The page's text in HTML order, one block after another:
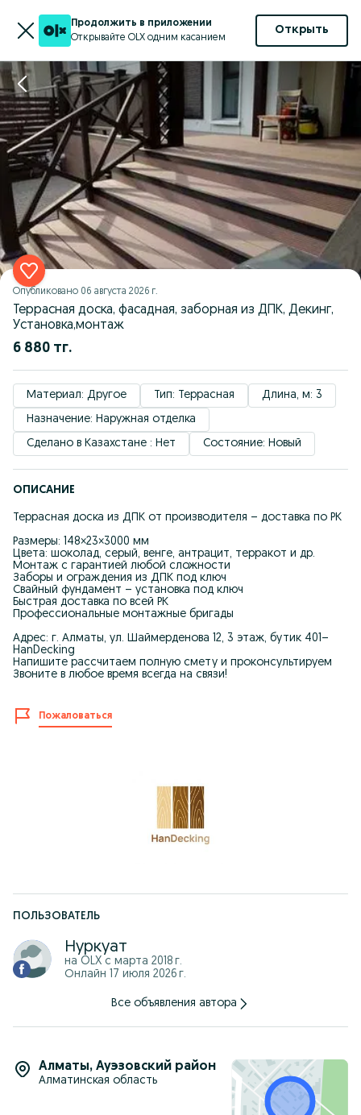
Продолжить в приложении
Открывайте OLX одним касанием
Открыть
Опубликовано 06 августа 2026 г.
Террасная доска, фасадная, заборная из ДПК, Декинг,
Установка,монтаж
6 880 тг.
Материал: Другое Тип: Террасная
Длина, м: 3
Назначение: Наружная отделка
Сделано в Казахстане : Нет
Состояние: Новый
ОПИСАНИЕ
Террасная доска из ДПК от производителя – доставка по РК
Размеры: 148×23×3000 мм
Цвета: шоколад, серый, венге, антрацит, терракот и др.
Монтаж с гарантией любой сложности
Заборы и ограждения из ДПК под ключ
Свайный фундамент – установка под ключ
Быстрая доставка по всей РК
Профессиональные монтажные бригады
Адрес: г. Алматы, ул. Шаймерденова 12, 3 этаж, бутик 401–
HanDecking
Напишите рассчитаем полную смету и проконсультируем
Звоните в любое время всегда на связи!
Пожаловаться
ПОЛЬЗОВАТЕЛЬ
Нуркуат
на OLX с марта 2018 г.
Онлайн 17 июля 2026 г.
Все объявления автора
Алматы, Ауэзовский район
Алматинская область